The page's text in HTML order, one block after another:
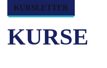
KURSLETTER
KURSE